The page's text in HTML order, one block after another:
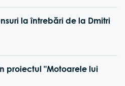
la întrebări de la Dmitri
proiectul "Motoarele lui